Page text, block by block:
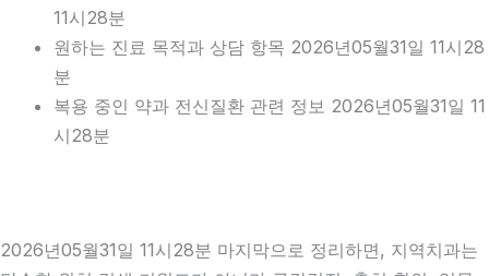
11시28분
원하는 진료 목적과 상담 항목 2026년05월31일 11시28
분
복용 중인 약과 전신질환 관련 정보 2026년05월31일 11
시28분
2026년05월31일 11시28분 마지막으로 정리하면, 지역치과는